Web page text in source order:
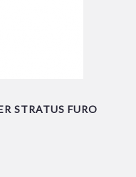
STRATUS FURO